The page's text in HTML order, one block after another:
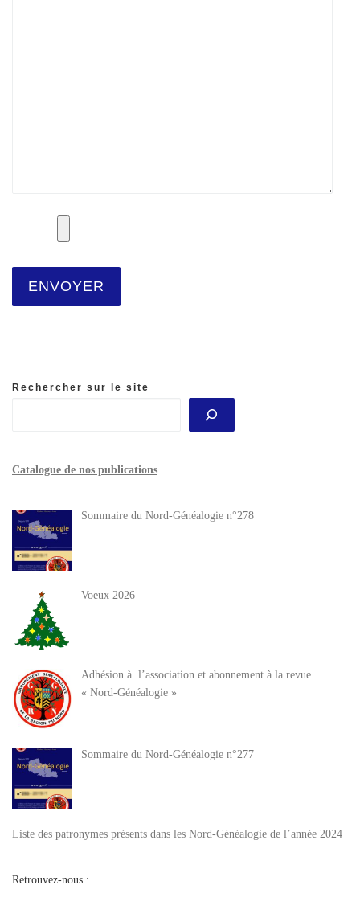
Rechercher sur le site
Catalogue de nos publications
Sommaire du Nord-Généalogie n°278
Voeux 2026
Adhésion à l’association et abonnement à la revue
« Nord-Généalogie »
Sommaire du Nord-Généalogie n°277
Liste des patronymes présents dans les Nord-Généalogie de l’année 2024
Retrouvez-nous :